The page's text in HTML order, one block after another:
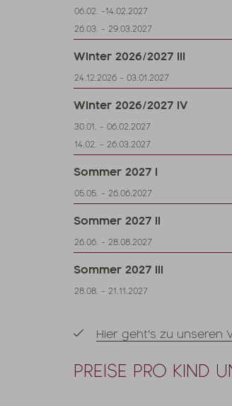
06.02. -14.02.2027
26.03. - 29.03.2027
Winter 2026/2027 III
24.12.2026 - 03.01.2027
Winter 2026/2027 IV
30.01. - 06.02.2027
14.02. - 26.03.2027
Sommer 2027 I
05.05. - 26.06.2027
Sommer 2027 II
26.06. - 28.08.2027
Sommer 2027 III
28.08. - 21.11.2027
Hier geht's zu unseren
PREISE PRO KIND